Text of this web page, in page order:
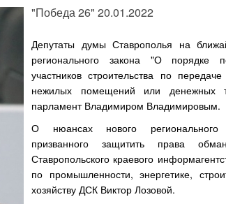
"Победа 26" 20.01.2022
Депутаты думы Ставрополья на
регионального закона "О порядке
участников строительства по
нежилых помещений или денежных
парламент Владимиром Владимировым.
О нюансах нового регионального
призванного защитить права
Ставропольского краевого
по промышленности, энергетике,
хозяйству ДСК Виктор Лозовой.